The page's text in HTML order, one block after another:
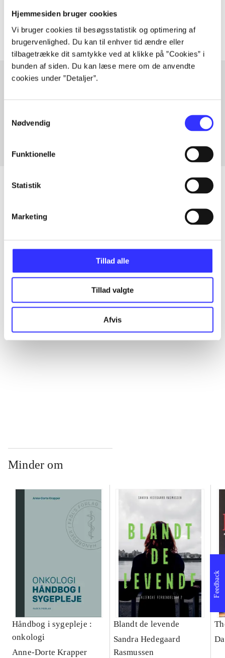
Hjemmesiden bruger cookies
Vi bruger cookies til besøgsstatistik og optimering af
brugervenlighed. Du kan til enhver tid ændre eller
tilbagetrække dit samtykke ved at klikke på ”Cookies” i
bunden af siden. Du kan læse mere om de anvendte
cookies under ”Detaljer”.
Nødvendig
Funktionelle
Statistik
Marketing
Tillad alle
Tillad valgte
Afvis
Artiklerne i handler ofte om
Artikler
Minder om
Håndbog i sygepleje :
onkologi
Anne-Dorte Krapper
Blandt de levende
Sandra Hedegaard
Rasmussen
Feedback